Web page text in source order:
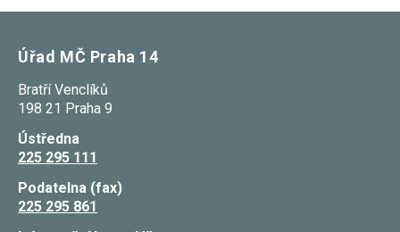
Úřad MČ Praha 14
Bratří Venclíků
198 21 Praha 9
Ústředna
225 295 111
Podatelna (fax)
225 295 861